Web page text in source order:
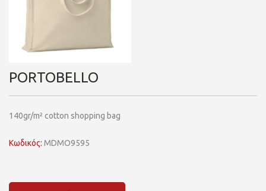
PORTOBELLO
140gr/m² cotton shopping bag
Κωδικός: MDMO9595